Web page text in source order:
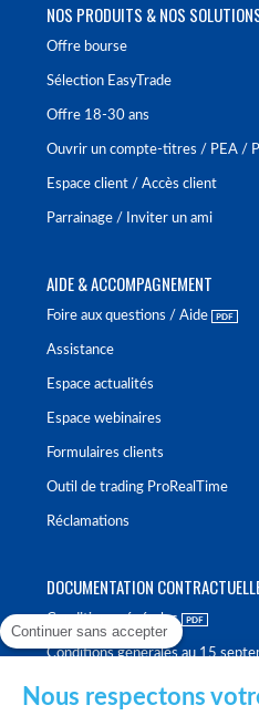
NOS PRODUITS & NOS
Offre bourse
Sélection EasyTrade
Offre 18-30 ans
Ouvrir un compte-titres / PEA /
Espace client / Accès client
Parrainage / Inviter un ami
AIDE & ACCOMPAGNEMENT
Foire aux questions / Aide
Assistance
Espace actualités
Espace webinaires
Formulaires clients
Outil de trading ProRealTime
Réclamations
DOCUMENTATION
Conditions générales
Conditions générales au 15
Continuer sans accepter
Nous respectons